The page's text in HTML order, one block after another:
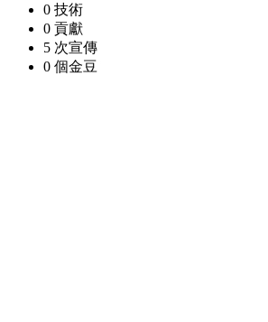
0 技術
0 貢獻
5 次宣傳
0 個金豆